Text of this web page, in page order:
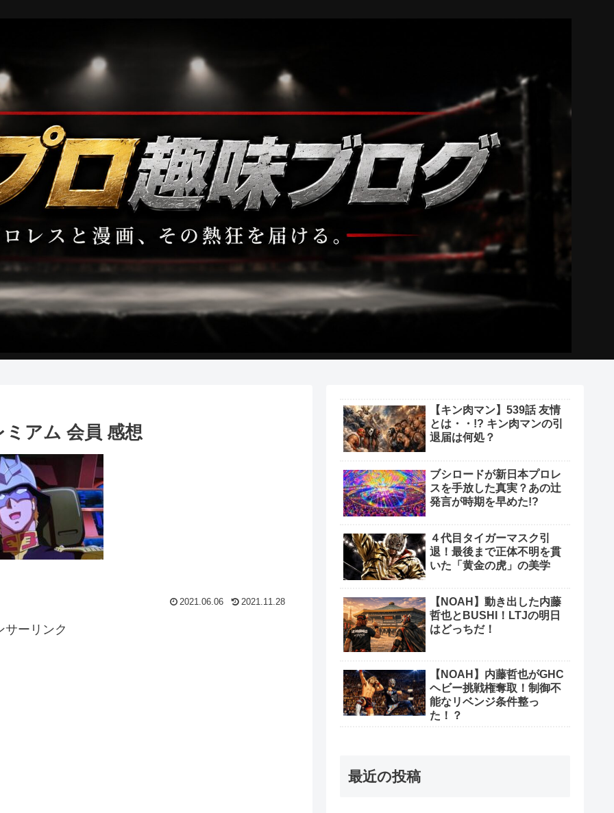
アム 会員 感想
2021.06.06 2021.11.28
サーリンク
【キン肉マン】539話 友情
とは・・!? キン肉マンの引
退届は何処？
ブシロードが新日本プロレ
スを手放した真実？あの辻
発言が時期を早めた!?
４代目タイガーマスク引
退！最後まで正体不明を貫
いた「黄金の虎」の美学
【NOAH】動き出した内藤
哲也とBUSHI！LTJの明日
はどっちだ！
【NOAH】内藤哲也がGHC
ヘビー挑戦権奪取！制御不
能なリベンジ条件整っ
た！？
最近の投稿